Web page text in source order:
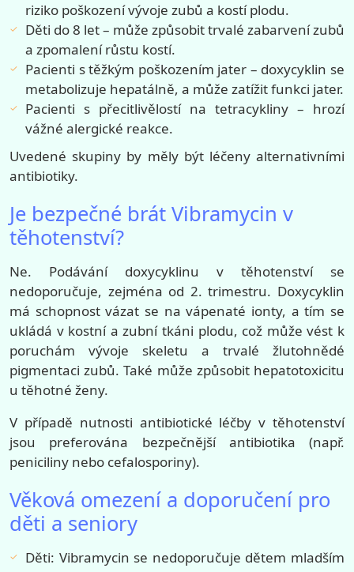
riziko poškození vývoje zubů a kostí plodu.
Děti do 8 let – může způsobit trvalé zabarvení zubů
a zpomalení růstu kostí.
Pacienti s těžkým poškozením jater – doxycyklin se
metabolizuje hepatálně, a může zatížit funkci jater.
Pacienti s přecitlivělostí na tetracykliny – hrozí
vážné alergické reakce.
Uvedené skupiny by měly být léčeny alternativními
antibiotiky.
Je bezpečné brát Vibramycin v
těhotenství?
Ne. Podávání doxycyklinu v těhotenství se
nedoporučuje, zejména od 2. trimestru. Doxycyklin
má schopnost vázat se na vápenaté ionty, a tím se
ukládá v kostní a zubní tkáni plodu, což může vést k
poruchám vývoje skeletu a trvalé žlutohnědé
pigmentaci zubů. Také může způsobit hepatotoxicitu
u těhotné ženy.
V případě nutnosti antibiotické léčby v těhotenství
jsou preferována bezpečnější antibiotika (např.
peniciliny nebo cefalosporiny).
Věková omezení a doporučení pro
děti a seniory
Děti: Vibramycin se nedoporučuje dětem mladším